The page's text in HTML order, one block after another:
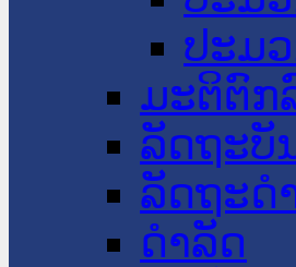
ປະມ
ມະຕິຕົກ
ລັດຖະບັ
ລັດຖະດໍ
ດໍາລັດ